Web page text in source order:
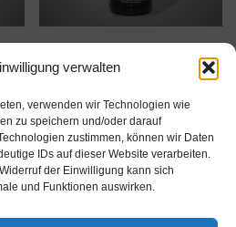
verwalten
verwenden wir Technologien wie
zu speichern und/oder darauf
zustimmen, können wir Daten
IDs auf dieser Website verarbeiten.
der Einwilligung kann sich
und Funktionen auswirken.
€5,50/l